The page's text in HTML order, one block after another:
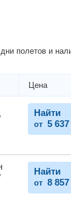
полетов и
Цена
Найти
от 5 637
Найти
от 8 857